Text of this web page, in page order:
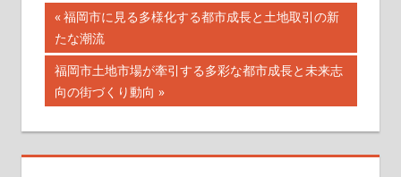
投
稿
ナ
ビ
ゲ
前
の
記
事:
福岡市に見る多様化する都市成長と土地取引の新
たな潮流
次
の
記
事:
福岡市土地市場が牽引する多彩な都市成長と未来志
向の街づくり動向